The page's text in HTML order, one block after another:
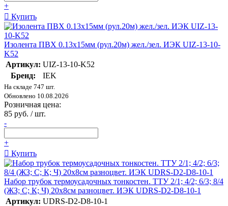
+
Купить
Изолента ПВХ 0.13х15мм (рул.20м) жел./зел. ИЭК UIZ-13-10-
K52
Артикул: UIZ-13-10-K52
Бренд:
IEK
На складе 747 шт.
Обновлено 10.08.2026
Розничная цена:
85 руб. / шт.
-
+
Купить
Набор трубок термоусадочных тонкостен. ТТУ 2/1; 4/2; 6/3; 8/4
(ЖЗ; С; К; Ч) 20х8см разноцвет. ИЭК UDRS-D2-D8-10-1
Артикул: UDRS-D2-D8-10-1